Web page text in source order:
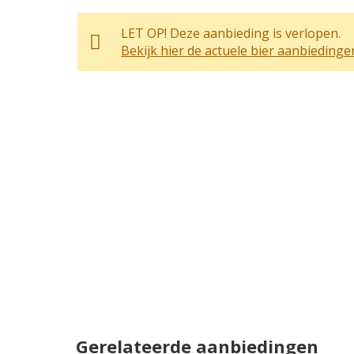
LET OP! Deze aanbieding is verlopen.
Bekijk hier de actuele bier
Gerelateerde aanbiedingen